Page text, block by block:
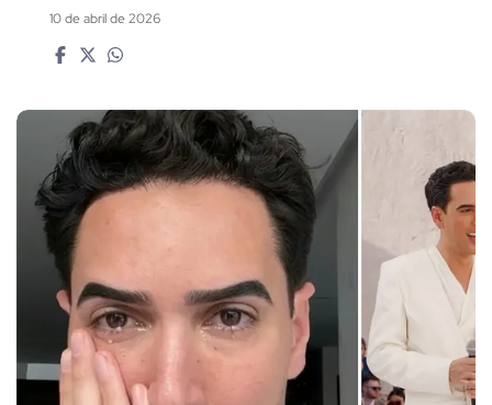
10 de abril de 2026